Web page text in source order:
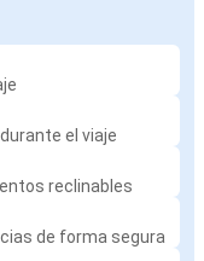
el viaje
reclinables
de forma segura